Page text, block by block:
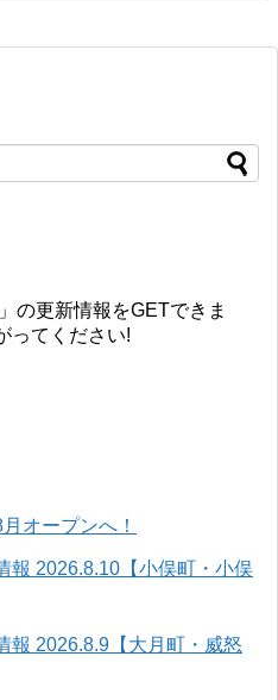
の更新情報をGETできま
ってください!
オープンへ！
報 2026.8.10【小俣町・小俣
報 2026.8.9【大月町・威怒